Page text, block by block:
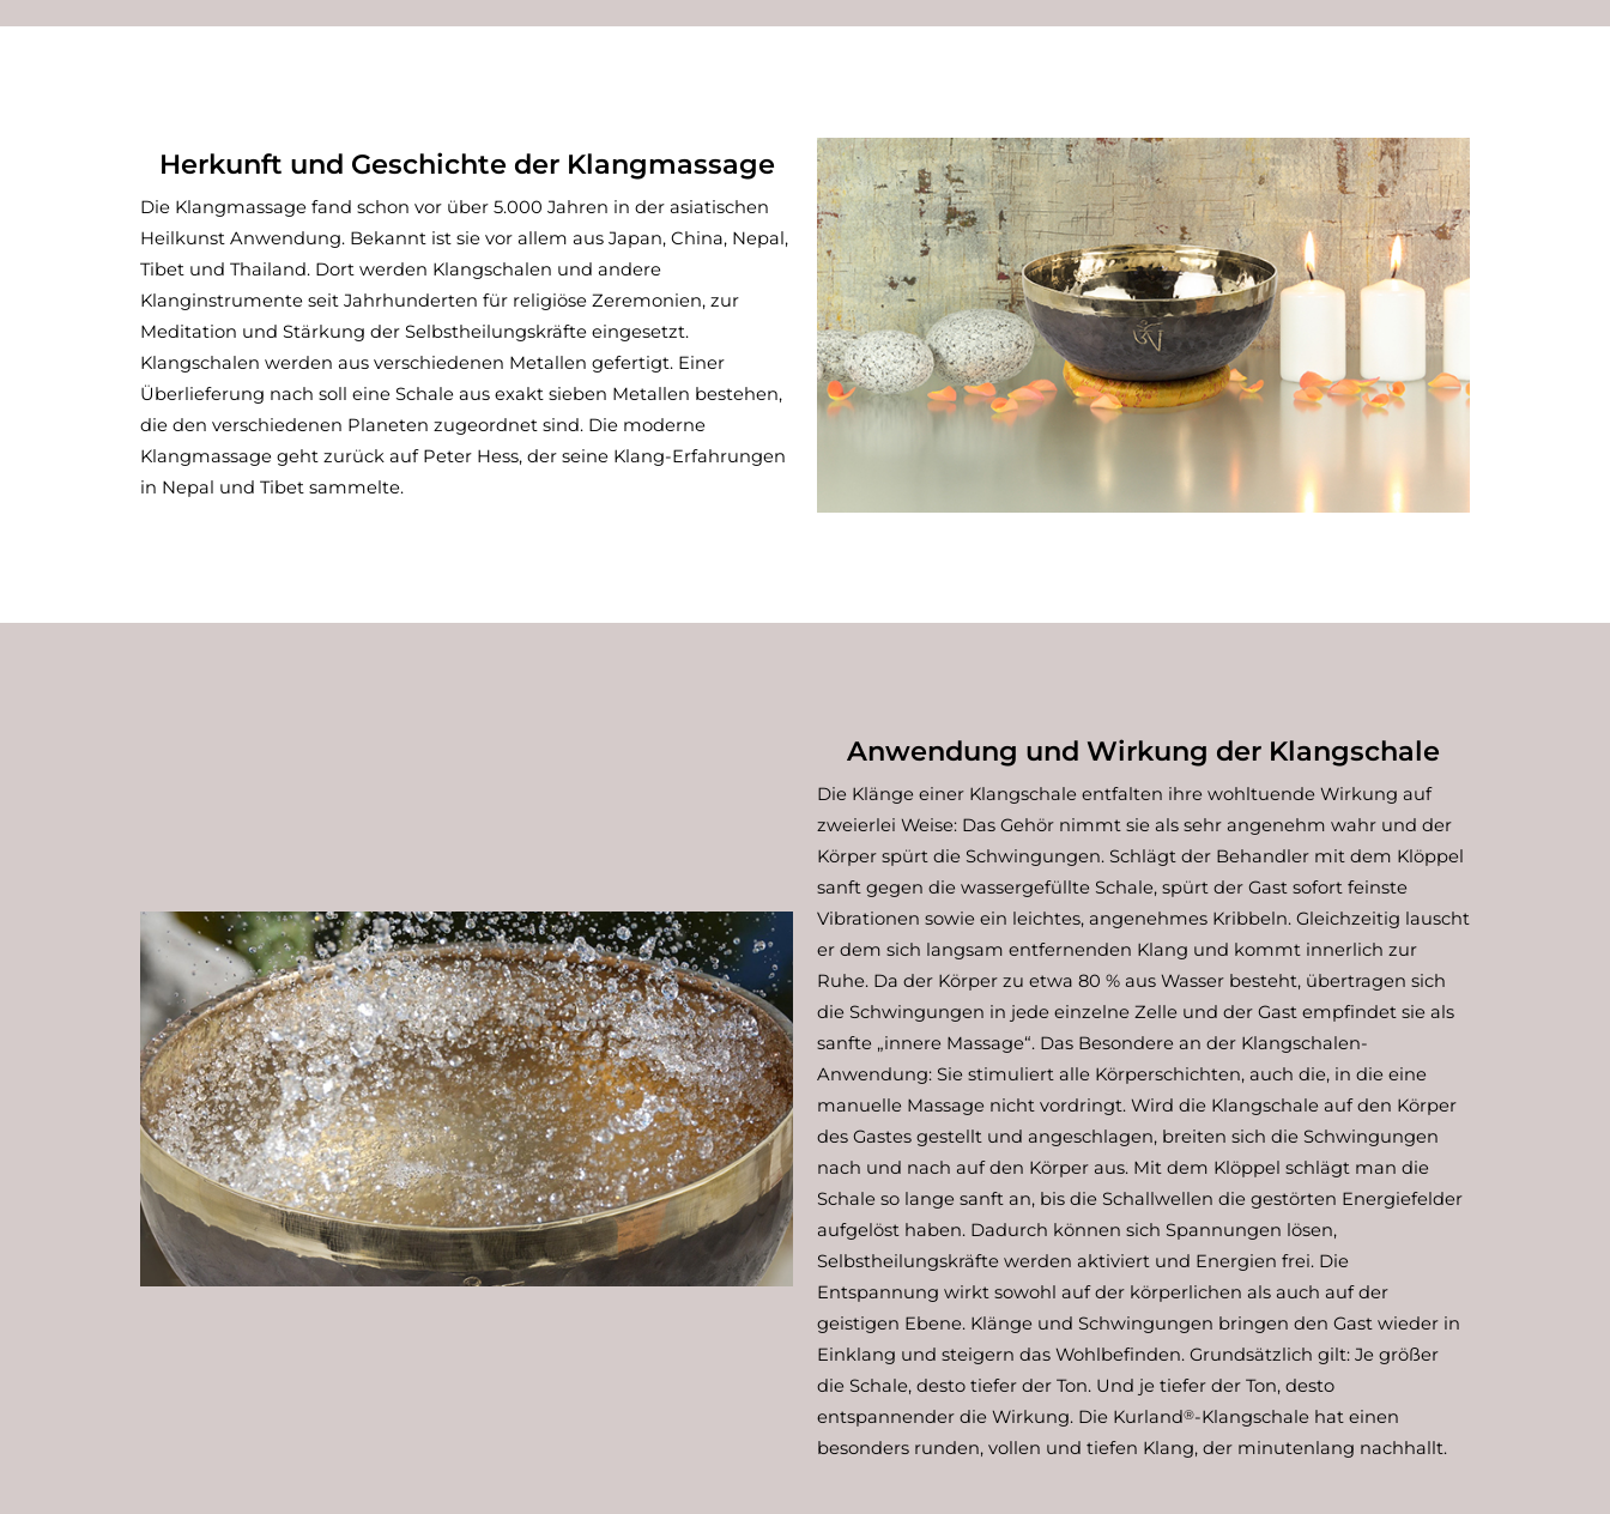
Herkunft und Geschichte der Klangmassage
Die Klangmassage fand schon vor über 5.000 Jahren in der asiatischen
Heilkunst Anwendung. Bekannt ist sie vor allem aus Japan, China, Nepal,
Tibet und Thailand. Dort werden Klangschalen und andere
Klanginstrumente seit Jahrhunderten für religiöse Zeremonien, zur
Meditation und Stärkung der Selbstheilungskräfte eingesetzt.
Klangschalen werden aus verschiedenen Metallen gefertigt. Einer
Überlieferung nach soll eine Schale aus exakt sieben Metallen bestehen,
die den verschiedenen Planeten zugeordnet sind. Die moderne
Klangmassage geht zurück auf Peter Hess, der seine Klang-Erfahrungen
in Nepal und Tibet sammelte.
Anwendung und Wirkung der Klangschale
Die Klänge einer Klangschale entfalten ihre wohltuende Wirkung auf
zweierlei Weise: Das Gehör nimmt sie als sehr angenehm wahr und der
Körper spürt die Schwingungen. Schlägt der Behandler mit dem Klöppel
sanft gegen die wassergefüllte Schale, spürt der Gast sofort feinste
Vibrationen sowie ein leichtes, angenehmes Kribbeln. Gleichzeitig lauscht
er dem sich langsam entfernenden Klang und kommt innerlich zur
Ruhe. Da der Körper zu etwa 80 % aus Wasser besteht, übertragen sich
die Schwingungen in jede einzelne Zelle und der Gast empfindet sie als
sanfte „innere Massage“. Das Besondere an der Klangschalen-
Anwendung: Sie stimuliert alle Körperschichten, auch die, in die eine
manuelle Massage nicht vordringt. Wird die Klangschale auf den Körper
des Gastes gestellt und angeschlagen, breiten sich die Schwingungen
nach und nach auf den Körper aus. Mit dem Klöppel schlägt man die
Schale so lange sanft an, bis die Schallwellen die gestörten Energiefelder
aufgelöst haben. Dadurch können sich Spannungen lösen,
Selbstheilungskräfte werden aktiviert und Energien frei. Die
Entspannung wirkt sowohl auf der körperlichen als auch auf der
geistigen Ebene. Klänge und Schwingungen bringen den Gast wieder in
Einklang und steigern das Wohlbefinden. Grundsätzlich gilt: Je größer
die Schale, desto tiefer der Ton. Und je tiefer der Ton, desto
entspannender die Wirkung. Die Kurland®-Klangschale hat einen
besonders runden, vollen und tiefen Klang, der minutenlang nachhallt.